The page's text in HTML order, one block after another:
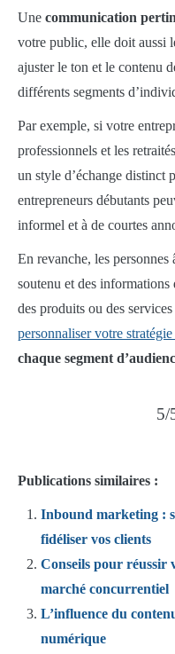
Une communication
votre public, elle doit aussi
ajuster le ton et le contenu
différents segments
Par exemple, si votre
professionnels et les
un style d’échange distinct
entrepreneurs débutants
informel et à de courtes
En revanche, les
soutenu et des
des produits ou des
personnaliser votre
chaque segment
5/
Publications similaires :
Inbound marketing :
fidéliser vos clients
Conseils pour réussir
marché concurrentiel
L’influence du
numérique